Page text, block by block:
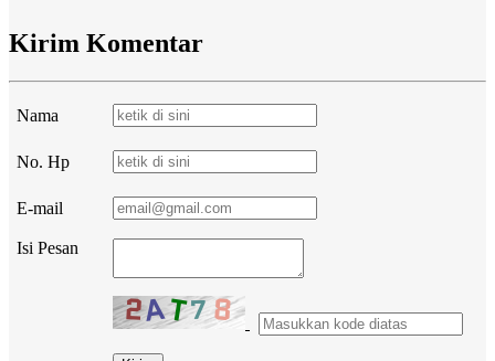
Kirim Komentar
Nama
No. Hp
E-mail
Isi Pesan